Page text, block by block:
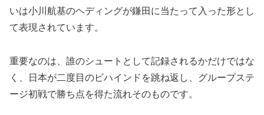
いは小川航基のヘディングが鎌田に当たって入った形とし
て表現されています。
重要なのは、誰のシュートとして記録されるかだけではな
く、日本が二度目のビハインドを跳ね返し、グループステ
ージ初戦で勝ち点を得た流れそのものです。